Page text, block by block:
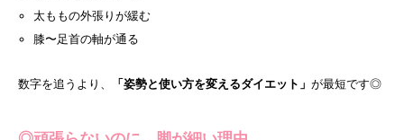
太ももの外張りが緩む
膝〜足首の軸が通る
数字を追うより、 「姿勢と使い方を変えるダイエット」 が最短です◎